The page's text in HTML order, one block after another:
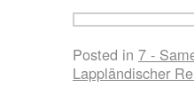
Posted in 7 -
Lappländischer